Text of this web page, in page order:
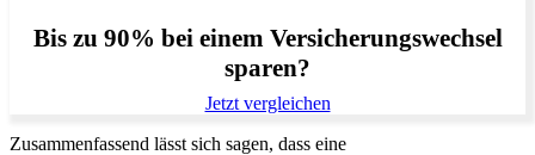
Bis zu 90% bei einem Versicherungswechsel
sparen?
Jetzt vergleichen
Zusammenfassend lässt sich sagen, dass eine